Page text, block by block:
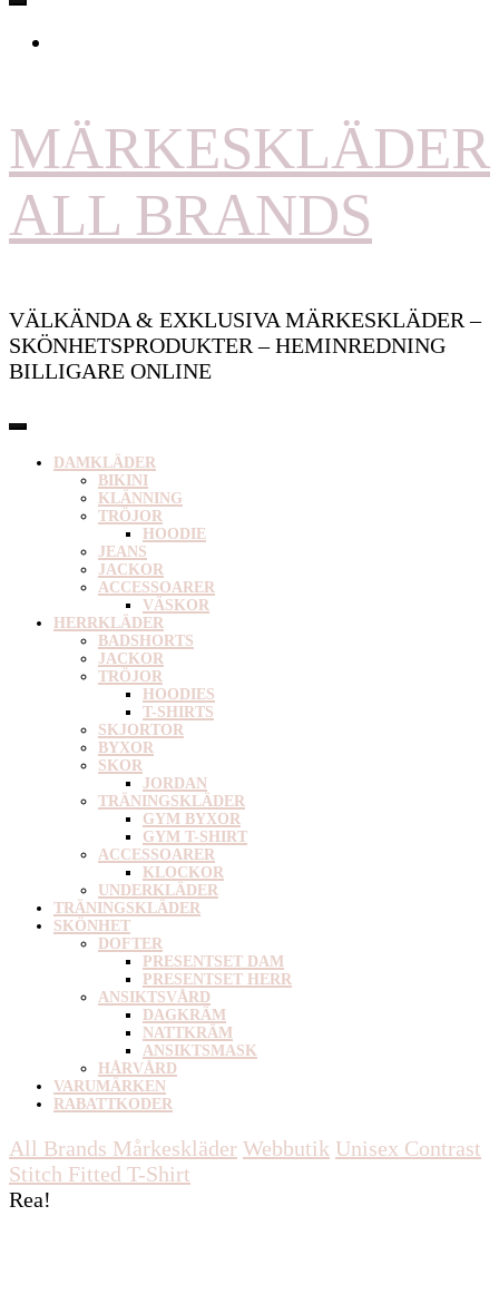
MÄRKESKLÄDER
ALL BRANDS
VÄLKÄNDA & EXKLUSIVA MÄRKESKLÄDER –
SKÖNHETSPRODUKTER – HEMINREDNING
BILLIGARE ONLINE
DAMKLÄDER
BIKINI
KLÄNNING
TRÖJOR
HOODIE
JEANS
JACKOR
ACCESSOARER
VÄSKOR
HERRKLÄDER
BADSHORTS
JACKOR
TRÖJOR
HOODIES
T-SHIRTS
SKJORTOR
BYXOR
SKOR
JORDAN
TRÄNINGSKLÄDER
GYM BYXOR
GYM T-SHIRT
ACCESSOARER
KLOCKOR
UNDERKLÄDER
TRÄNINGSKLÄDER
SKÖNHET
DOFTER
PRESENTSET DAM
PRESENTSET HERR
ANSIKTSVÅRD
DAGKRÄM
NATTKRÄM
ANSIKTSMASK
HÅRVÅRD
VARUMÄRKEN
RABATTKODER
All Brands Mårkeskläder Webbutik Unisex Contrast
Stitch Fitted T-Shirt
Rea!